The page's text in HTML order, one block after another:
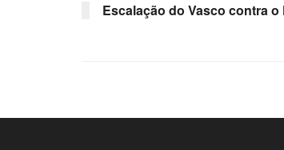
Escalação do Vasco contra